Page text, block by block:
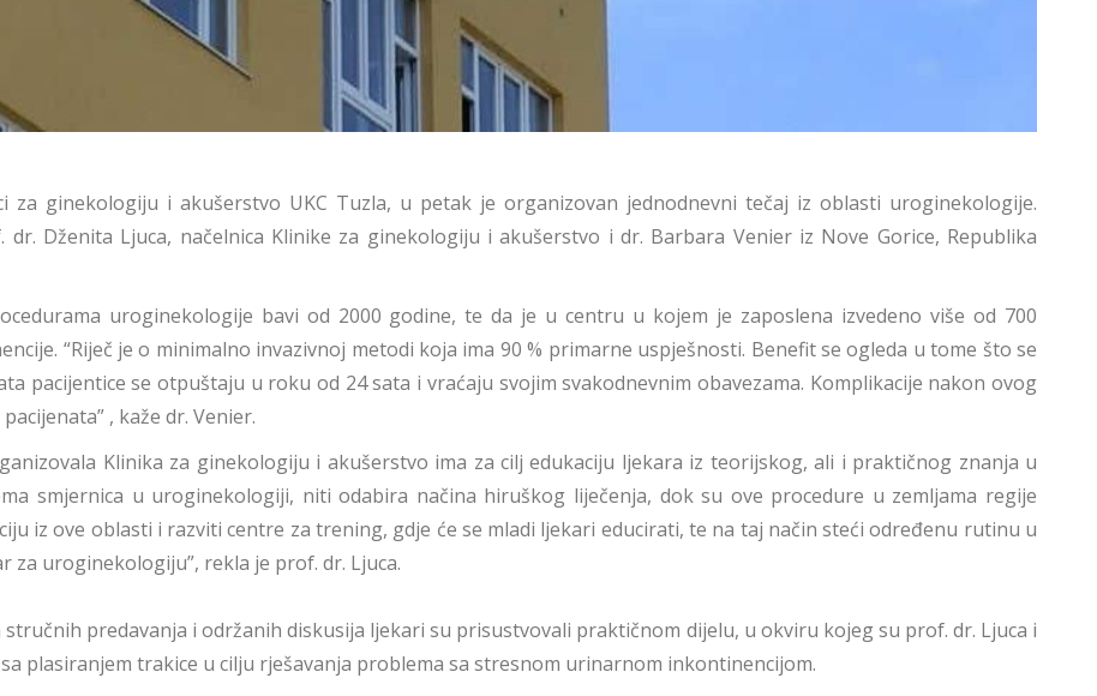
za ginekologiju i akušerstvo UKC Tuzla, u petak je organizovan jednodnevni tečaj iz oblasti uroginekologije.
Dženita Ljuca, načelnica Klinike za ginekologiju i akušerstvo i dr. Barbara Venier iz Nove Gorice, Republika
uroginekologije bavi od 2000 godine, te da je u centru u kojem je zaposlena izvedeno više od 700
“Riječ je o minimalno invazivnoj metodi koja ima 90 % primarne uspješnosti. Benefit se ogleda u tome što se
pacijentice se otpuštaju u roku od 24 sata i vraćaju svojim svakodnevnim obavezama. Komplikacije nakon ovog
, kaže dr. Venier.
Klinika za ginekologiju i akušerstvo ima za cilj edukaciju ljekara iz teorijskog, ali i praktičnog znanja u
smjernica u uroginekologiji, niti odabira načina hiruškog liječenja, dok su ove procedure u zemljama regije
iz ove oblasti i razviti centre za trening, gdje će se mladi ljekari educirati, te na taj način steći određenu rutinu u
uroginekologiju”, rekla je prof. dr. Ljuca.
stručnih predavanja i održanih diskusija ljekari su prisustvovali praktičnom dijelu, u okviru kojeg su prof. dr. Ljuca i
plasiranjem trakice u cilju rješavanja problema sa stresnom urinarnom inkontinencijom.